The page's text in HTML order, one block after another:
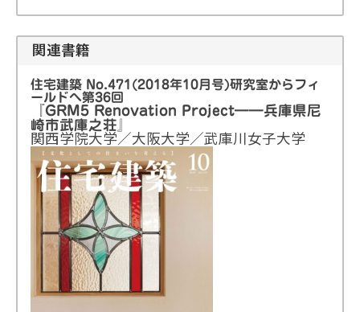
関連書籍
住宅建築 No.471(2018年10月号)研究室からフィ
ールドへ第36回
『GRM5 Renovation Project――兵庫県尼
崎市武庫之荘』
関西学院大学／大阪大学／武庫川女子大学